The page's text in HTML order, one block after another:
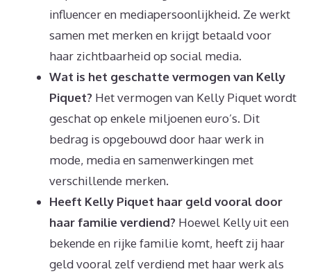
influencer en mediapersoonlijkheid. Ze werkt
samen met merken en krijgt betaald voor
haar zichtbaarheid op social media.
Wat is het geschatte vermogen van Kelly
Piquet? Het vermogen van Kelly Piquet wordt
geschat op enkele miljoenen euro’s. Dit
bedrag is opgebouwd door haar werk in
mode, media en samenwerkingen met
verschillende merken.
Heeft Kelly Piquet haar geld vooral door
haar familie verdiend? Hoewel Kelly uit een
bekende en rijke familie komt, heeft zij haar
geld vooral zelf verdiend met haar werk als